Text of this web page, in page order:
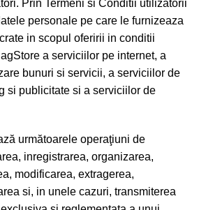
Prin Termeni si Conditii utilizatorii
personale pe care le furnizeaza
in scopul oferirii in conditii
a serviciilor pe internet, a
bunuri si servicii, a serviciilor de
si publicitate si a serviciilor de
următoarele operaţiuni de
inregistrarea, organizarea,
modificarea, extragerea,
si, in unele cazuri, transmiterea